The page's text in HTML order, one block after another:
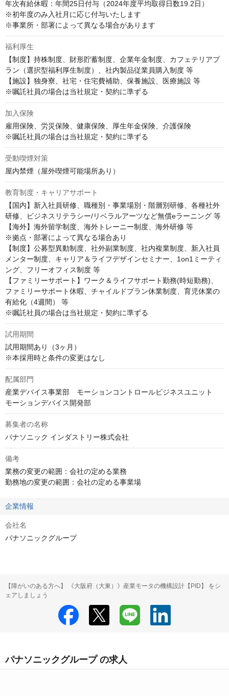
年次有給休暇：年間25日付与（2024年度平均取得日数19.2日）
※初年度のみ入社月に応じ付与いたします
※事業所・部署によって異なる場合があります
福利厚生
【制度】持株制度、財形貯蓄制度、企業年金制度、カフェテリアプ
ラン（選択型福利厚生制度）、社内製品従業員購入制度 等
【施設】独身寮、社宅・住宅費補助、保養施設、医療施設 等
※嘱託社員の場合は当社規定・契約に準ずる
加入保険
雇用保険、労災保険、健康保険、厚生年金保険、介護保険
※嘱託社員の場合は当社規定・契約に準ずる
受動喫煙対策
屋内禁煙（屋外喫煙可能場所あり）
教育制度・キャリアサポート
【国内】新入社員研修、職種別・事業場別・階層別研修、各種社外
研修、ビジネスリテラシー/リベラルアーツなど無償eラーニング 等
【海外】海外留学制度、海外トレーニー制度、海外研修 等
※拠点・部署によって異なる場合あり
【制度】公募型異動制度、社外副業制度、社内複業制度、新入社員
メンター制度、キャリア＆ライフデザインセミナー、1on1ミーティ
ング、フリーオフィス制度 等
【ファミリーサポート】ワーク＆ライフサポート勤務(時短勤務)、
ファミリーサポート休暇、チャイルドプラン休業制度、育児休業の
有給化（4週間） 等
※嘱託社員の場合は当社規定・契約に準ずる
試用期間
試用期間あり（3ヶ月）
※本採用時と条件の変更はなし
配属部門
産業デバイス事業部　モーションコントロールビジネスユニット
モーションデバイス開発部
募集者の名称
パナソニック インダストリー株式会社
備考
業務の変更の範囲：会社の定める業務
勤務地の変更の範囲：会社の定める事業場
企業情報
会社名
パナソニックグループ
【障がいのある方へ】 《大阪府（大東）》産業モータの機構設計【PID】 をシ
ェアしましょう
パナソニックグループ の求人